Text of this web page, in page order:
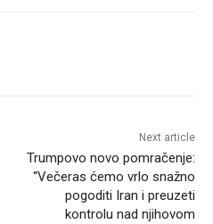
Next article
Trumpovo novo pomračenje:
“Večeras ćemo vrlo snažno
pogoditi Iran i preuzeti
kontrolu nad njihovom